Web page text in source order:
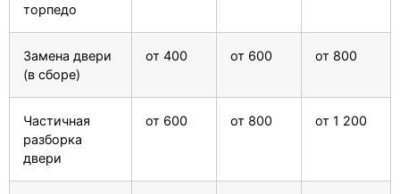
торпедо
Замена двери
(в сборе)
от 400 от 600 от 800
Частичная
разборка
двери
от 600 от 800 от 1 200